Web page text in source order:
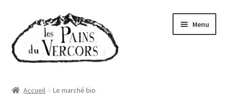
la
navigation
contenu
Menu
Accueil Le marché bio